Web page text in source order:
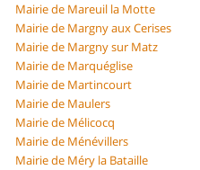
Mairie de Mareuil la Motte
Mairie de Margny aux Cerises
Mairie de Margny sur Matz
Mairie de Marquéglise
Mairie de Martincourt
Mairie de Maulers
Mairie de Mélicocq
Mairie de Ménévillers
Mairie de Méry la Bataille